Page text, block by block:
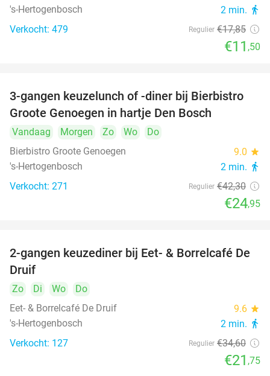
's-Hertogenbosch 2 min. directions_walk
Verkocht: 479 Regulier €17,85
€11 ,50
41%
3-gangen keuzelunch of -diner bij Bierbistro
Groote Genoegen in hartje Den Bosch
Vandaag Morgen Zo Wo
Do
Bierbistro Groote Genoegen
9.0 star
's-Hertogenbosch 2 min. directions_walk
Verkocht: 271 Regulier €42,30
€24,95
37%
2-gangen keuzediner bij Eet- & Borrelcafé De
Druif
Zo Di Wo
Do
Eet- & Borrelcafé De Druif
9.6 star
's-Hertogenbosch 2 min. directions_walk
Verkocht: 127 Regulier €34,60
€21 ,75